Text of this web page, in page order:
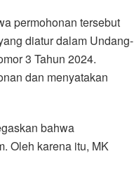
permohonan tersebut
diatur dalam Undang-
3 Tahun 2024.
dan menyatakan
bahwa
Oleh karena itu, MK